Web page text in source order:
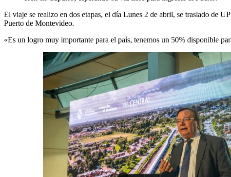
El viaje se realizo en dos etapas, el día Lunes 2 de abril, se traslado de
Puerto de Montevideo.
«Es un logro muy importante para el país, tenemos un 50% disponible